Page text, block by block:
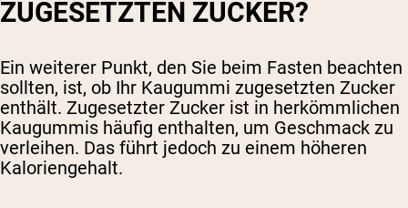
ZUGESETZTEN ZUCKER?
Ein weiterer Punkt, den Sie beim Fasten beachten
sollten, ist, ob Ihr Kaugummi zugesetzten Zucker
enthält. Zugesetzter Zucker ist in herkömmlichen
Kaugummis häufig enthalten, um Geschmack zu
verleihen. Das führt jedoch zu einem höheren
Kaloriengehalt.